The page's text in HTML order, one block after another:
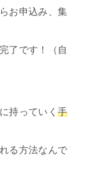
お申込み、集
了です！（自
持っていく手
る方法なんで